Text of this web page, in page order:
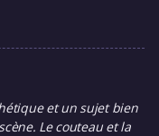
et un sujet bien
Le couteau et la